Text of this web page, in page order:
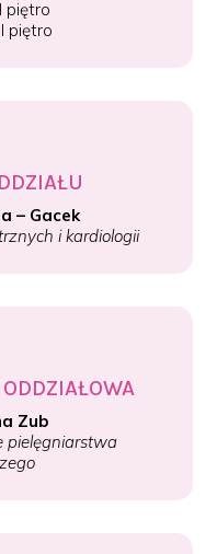
piętro
piętro
– Gacek
i kardiologii
Zub
pielęgniarstwa